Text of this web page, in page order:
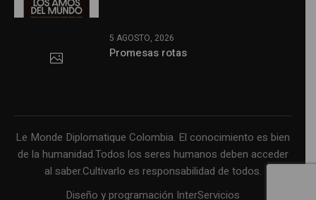
5 AGOSTO, 2026
Promesas rotas
Le Monde Diplomatique Colombia. El conocimiento es bien
de la humanidad.Todos los seres humanos deben acceder
al saber.Cultivarlo es responsabilidad de todos.
Diseño y programación InterServicios